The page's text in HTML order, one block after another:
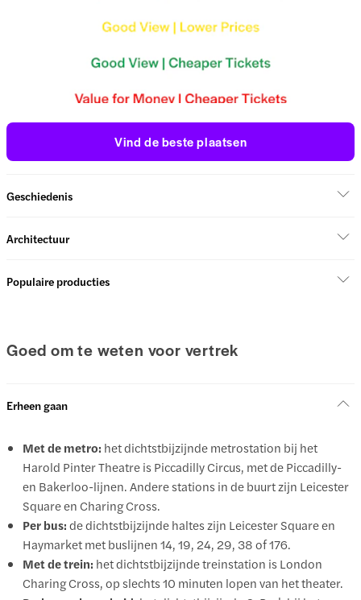
Vind de beste plaatsen
Geschiedenis
Architectuur
Populaire producties
Goed om te weten voor vertrek
Erheen gaan
Met de metro: het dichtstbijzijnde metrostation bij het
Harold Pinter Theatre is Piccadilly Circus, met de Piccadilly-
en Bakerloo-lijnen. Andere stations in de buurt zijn Leicester
Square en Charing Cross.
Per bus:de dichtstbijzijnde haltes zijn Leicester Square en
Haymarket met buslijnen 14, 19, 24, 29, 38 of 176.
Met de trein: het dichtstbijzijnde treinstation is London
Charing Cross, op slechts 10 minuten lopen van het theater.